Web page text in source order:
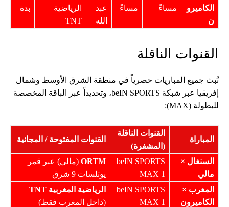
الكاميرو
ن
مساءً
مساءً
عبد
الله
الرياضية
TNT
بدة
القنوات الناقلة
تُبث جميع المباريات حصرياً في منطقة الشرق الأوسط وشمال
إفريقيا عبر شبكة beIN SPORTS، وتحديداً عبر الباقة المخصصة
للبطولة (MAX):
المباراة
القنوات الناقلة
(المشفرة)
القنوات المفتوحة / المجانية
السنغال ×
مالي
beIN SPORTS
MAX 1
ORTM (مالي) عبر قمر
يوتلسات 9 شرق
المغرب ×
الكاميرون
beIN SPORTS
MAX 1
الرياضية المغربية TNT
(داخل المغرب فقط)